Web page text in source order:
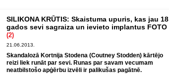
SILIKONA KRŪTIS: Skaistuma upuris, kas jau 18
gados sevi sagraiza un ievieto implantus FOTO
(2)
21.06.2013.
Skandalozā Kortnija Stodena (Coutney Stodden) kārtējo
reizi liek runāt par sevi. Runas par savam vecumam
neatbilstošo apģērbu izvēli ir palikušas pagātnē.